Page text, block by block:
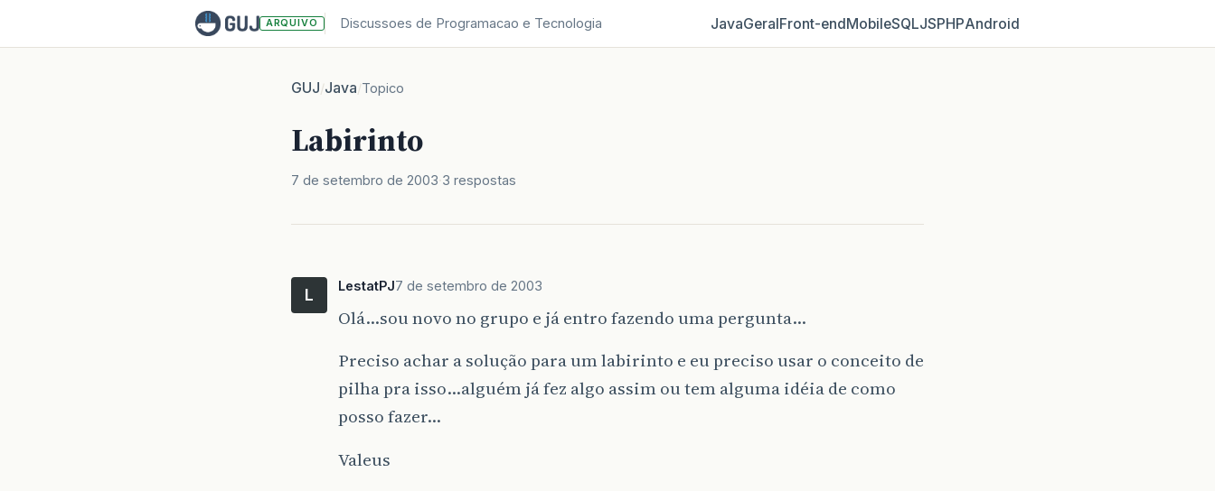
ARQUIVO Discussoes de Programacao e Tecnologia JavaGeralFront‑endMobileSQLJSPHPAndroid
GUJ/Java/Topico
Labirinto
7 de setembro de 2003 3 respostas
L LestatPJ7 de setembro de 2003
Olá…sou novo no grupo e já entro fazendo uma pergunta…
Preciso achar a solução para um labirinto e eu preciso usar o conceito de
pilha pra isso…alguém já fez algo assim ou tem alguma idéia de como
posso fazer…
Valeus